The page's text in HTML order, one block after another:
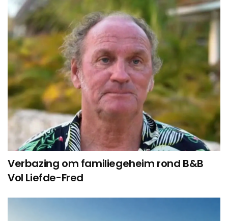
Verbazing om familiegeheim rond B&B
Vol Liefde-Fred